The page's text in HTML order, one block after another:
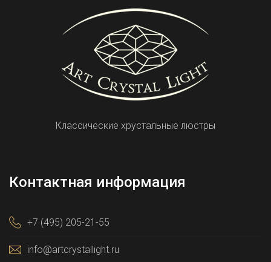
Классические хрустальные люстры
Контактная информация
+7 (495) 205-21-55
info@artcrystallight.ru